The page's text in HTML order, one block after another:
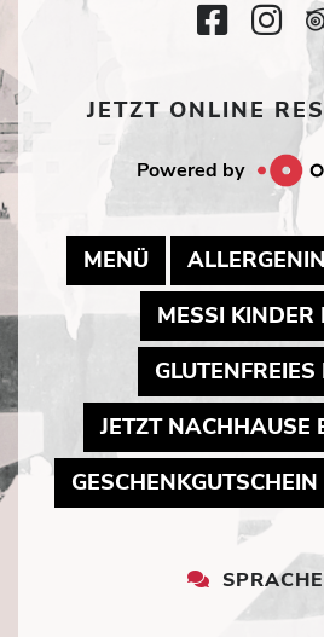
JETZT ONLINE
Powered by
MENÜMAY LINK TO
MESSI KINDER
JETZT NACHHAUSE
SPRACHE